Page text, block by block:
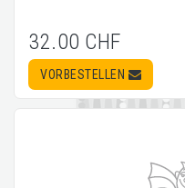
32.00 CHF
VORBESTELLEN